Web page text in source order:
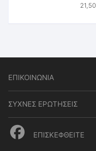
21,50
ΕΠΙΚΟΙΝΩΝΙΑ
ΣΥΧΝΕΣ ΕΡΩΤΗΣΕΙΣ
ΕΠΙΣΚΕΦΘΕΙΤΕ